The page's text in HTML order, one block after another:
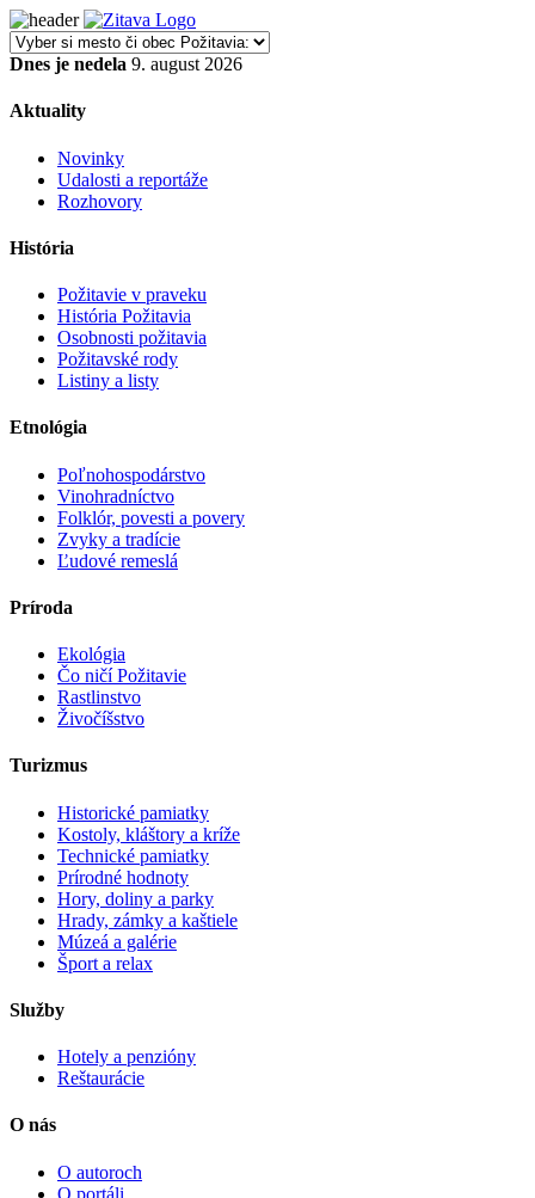
Dnes je nedela 9. august 2026
Aktuality
Novinky
Udalosti a reportáže
Rozhovory
História
Požitavie v praveku
História Požitavia
Osobnosti požitavia
Požitavské rody
Listiny a listy
Etnológia
Poľnohospodárstvo
Vinohradníctvo
Folklór, povesti a povery
Zvyky a tradície
Ľudové remeslá
Príroda
Ekológia
Čo ničí Požitavie
Rastlinstvo
Živočíšstvo
Turizmus
Historické pamiatky
Kostoly, kláštory a kríže
Technické pamiatky
Prírodné hodnoty
Hory, doliny a parky
Hrady, zámky a kaštiele
Múzeá a galérie
Šport a relax
Služby
Hotely a penzióny
Reštaurácie
O nás
O autoroch
O portáli